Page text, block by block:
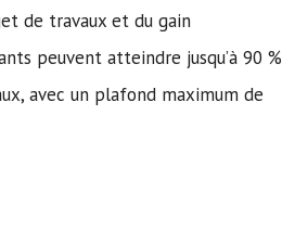
de travaux et du gain
peuvent atteindre jusqu’à 90 %
avec un plafond maximum de